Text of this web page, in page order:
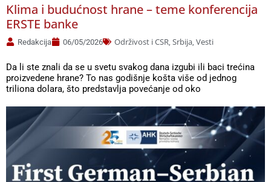
Klima i budućnost hrane – teme konferencija
ERSTE banke
Redakcija 06/05/2026 Održivost i CSR Srbija Vesti
Da li ste znali da se u svetu svakog dana izgubi ili baci trećina
proizvedene hrane? To nas godišnje košta više od jednog
triliona dolara, što predstavlja povećanje od oko